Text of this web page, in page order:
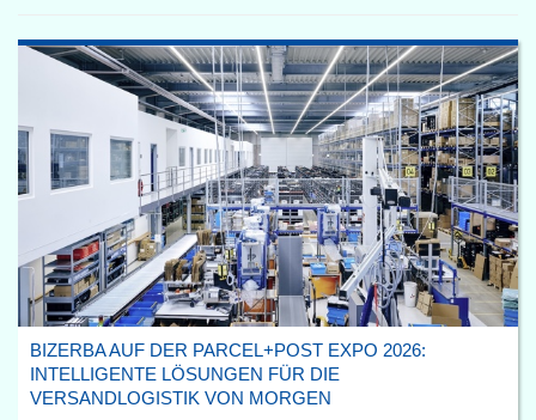
BIZERBA AUF DER PARCEL+POST EXPO 2026:
INTELLIGENTE LÖSUNGEN FÜR DIE
VERSANDLOGISTIK VON MORGEN